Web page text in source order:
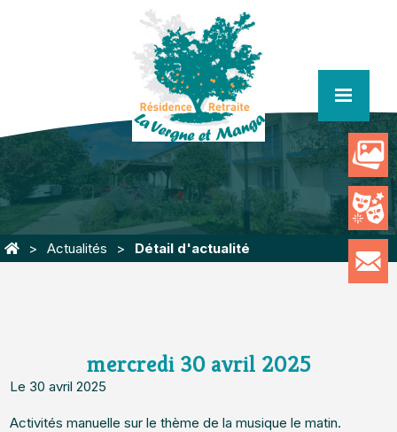
menu
Actualités Détail d'actualité
mercredi 30 avril 2025
Le 30 avril 2025
Activités manuelle sur le thème de la musique le matin.